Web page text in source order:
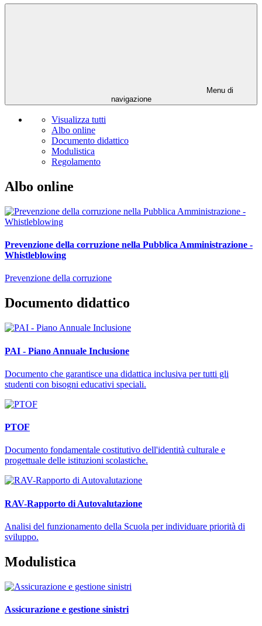
Menu di
navigazione
Visualizza tutti
Albo online
Documento didattico
Modulistica
Regolamento
Albo online
Prevenzione della corruzione nella Pubblica Amministrazione -
Whistleblowing
Prevenzione della corruzione
Documento didattico
PAI - Piano Annuale Inclusione
Documento che garantisce una didattica inclusiva per tutti gli
studenti con bisogni educativi speciali.
PTOF
Documento fondamentale costitutivo dell'identità culturale e
progettuale delle istituzioni scolastiche.
RAV-Rapporto di Autovalutazione
Analisi del funzionamento della Scuola per individuare priorità di
sviluppo.
Modulistica
Assicurazione e gestione sinistri